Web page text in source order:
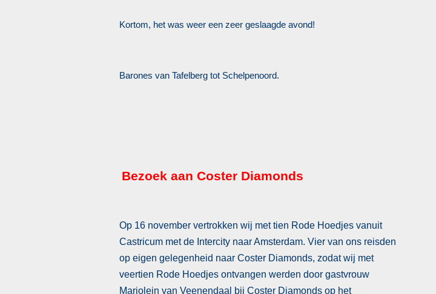
Kortom, het was weer een zeer geslaagde avond!
Barones van Tafelberg tot Schelpenoord.
Bezoek aan Coster Diamonds
Op 16 november vertrokken wij met tien Rode Hoedjes vanuit
Castricum met de Intercity naar Amsterdam. Vier van ons reisden
op eigen gelegenheid naar Coster Diamonds, zodat wij met
veertien Rode Hoedjes ontvangen werden door gastvrouw
Marjolein van Veenendaal bij Coster Diamonds op het